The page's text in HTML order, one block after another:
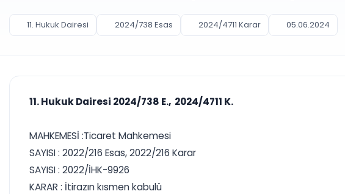
11. Hukuk Dairesi 2024/738 Esas 2024/4711 Karar 05.06.2024
11. Hukuk Dairesi 2024/738 E., 2024/4711 K.
MAHKEMESİ :Ticaret Mahkemesi
SAYISI : 2022/216 Esas, 2022/216 Karar
SAYISI : 2022/İHK-9926
KARAR : İtirazın kısmen kabulü